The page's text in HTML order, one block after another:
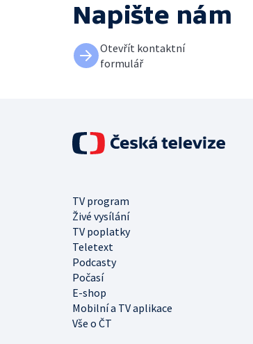
Napište nám
Otevřít kontaktní
formulář
TV program
Živé vysílání
TV poplatky
Teletext
Podcasty
Počasí
E-shop
Mobilní a TV aplikace
Vše o ČT